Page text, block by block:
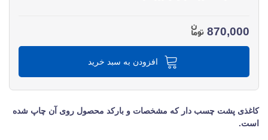
870,000
افزودن به سبد خرید
کاغذی پشت چسب دار که مشخصات و بارکد محصول روی آن چاپ شده
است.